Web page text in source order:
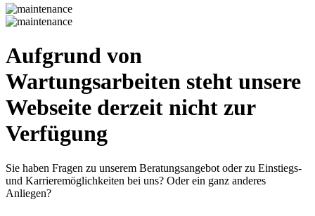
Aufgrund von
Wartungsarbeiten steht unsere
Webseite derzeit nicht zur
Verfügung
Sie haben Fragen zu unserem Beratungsangebot oder zu Einstiegs-
und Karrieremöglichkeiten bei uns? Oder ein ganz anderes
Anliegen?